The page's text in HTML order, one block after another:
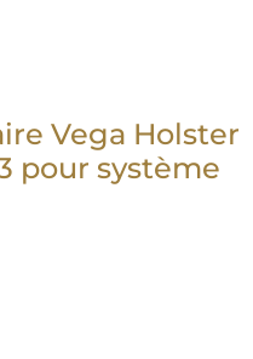
Vega Holster
pour système